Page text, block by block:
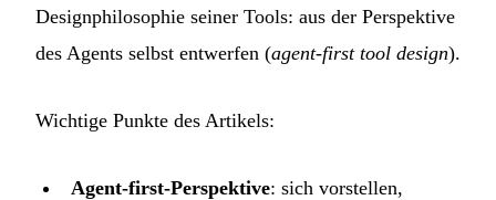
Designphilosophie seiner Tools: aus der Perspektive
des Agents selbst entwerfen (agent-first tool design).
Wichtige Punkte des Artikels:
Agent-first-Perspektive: sich vorstellen,